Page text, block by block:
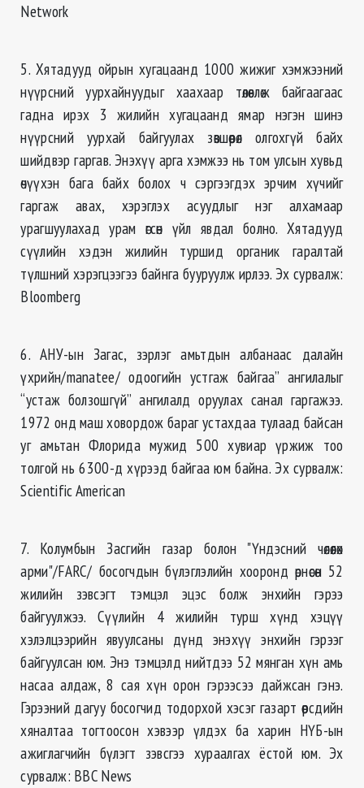
Network
5. Хятадууд ойрын хугацаанд 1000 жижиг хэмжээний
нүүрсний уурхайнуудыг хаахаар төлөвлөж байгаагаас
гадна ирэх 3 жилийн хугацаанд ямар нэгэн шинэ
нүүрсний уурхай байгуулах зөвшөөрөл олгохгүй байх
шийдвэр гаргав. Энэхүү арга хэмжээ нь том улсын хувьд
өчүүхэн бага байх болох ч сэргээгдэх эрчим хүчийг
гаргаж авах, хэрэглэх асуудлыг нэг алхамаар
урагшуулахад урам өгсөн үйл явдал болно. Хятадууд
сүүлийн хэдэн жилийн туршид органик гаралтай
түлшний хэрэгцээгээ байнга бууруулж ирлээ. Эх сурвалж:
Bloomberg
6. АНУ-ын Загас, зэрлэг амьтдын албанаас далайн
үхрийн/manatee/ одоогийн устгаж байгаа” ангилалыг
“устаж болзошгүй” ангилалд оруулах санал гаргажээ.
1972 онд маш ховордож бараг устахдаа тулаад байсан
уг амьтан Флорида мужид 500 хувиар үржиж тоо
толгой нь 6300-д хүрээд байгаа юм байна. Эх сурвалж:
Scientific American
7. Колумбын Засгийн газар болон "Үндэсний чөлөөлөх
арми"/FARC/ босогчдын бүлэглэлийн хооронд өрнөсөн 52
жилийн зэвсэгт тэмцэл эцэс болж энхийн гэрээ
байгуулжээ. Сүүлийн 4 жилийн турш хүнд хэцүү
хэлэлцээрийн явуулсаны дүнд энэхүү энхийн гэрээг
байгуулсан юм. Энэ тэмцэлд нийтдээ 52 мянган хүн амь
насаа алдаж, 8 сая хүн орон гэрээсээ дайжсан гэнэ.
Гэрээний дагуу босогчид тодорхой хэсэг газарт өөрсдийн
хяналтаа тогтоосон хэвээр үлдэх ба харин НҮБ-ын
ажиглагчийн бүлэгт зэвсгээ хураалгах ёстой юм. Эх
сурвалж: BBC News